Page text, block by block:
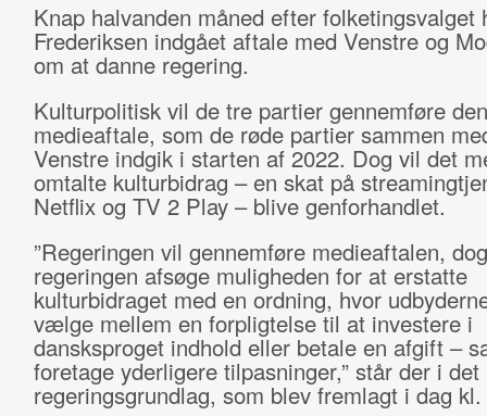
Knap halvanden måned efter folketingsvalget
Frederiksen indgået aftale med Venstre og
om at danne regering.
Kulturpolitisk vil de tre partier gennemføre
medieaftale, som de røde partier sammen
Venstre indgik i starten af 2022. Dog vil det
omtalte kulturbidrag – en skat på
Netflix og TV 2 Play – blive genforhandlet.
”Regeringen vil gennemføre medieaftalen,
regeringen afsøge muligheden for at erstatte
kulturbidraget med en ordning, hvor
vælge mellem en forpligtelse til at investere i
dansksproget indhold eller betale en afgift –
foretage yderligere tilpasninger,” står der i det
regeringsgrundlag, som blev fremlagt i dag